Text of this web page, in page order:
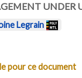
UNDER
Legrain
pour ce document